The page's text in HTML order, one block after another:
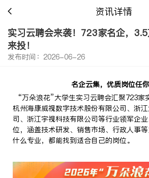
资讯详情
实习云聘会来袭！723家名企，
来投！
发布时间：2026-06-26
名企云集，优质岗位任
“万朵浪花”大学生实习云聘会汇聚723家
杭州海康威视数字技术股份有限公司 、浙
司、浙江宇视科技有限公司等行业领军企
位，涵盖技术研发、销售市场、行政人事
什么专业，都能找到适合自己的岗位。